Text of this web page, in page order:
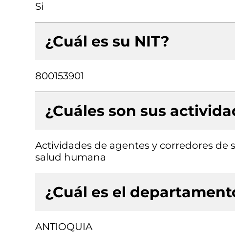
Si
¿Cuál es su NIT?
800153901
¿Cuáles son sus
Actividades de agentes y corredores de
salud humana
¿Cuál es el
ANTIOQUIA